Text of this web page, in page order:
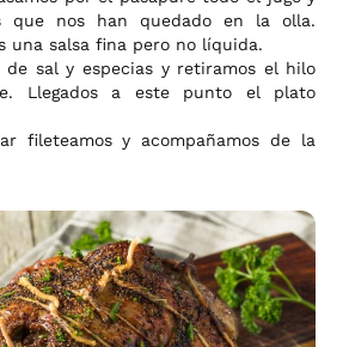
que nos han quedado en la olla.
una salsa fina pero no líquida.
de sal y especias y retiramos el hilo
Llegados a este punto el plato
fileteamos y acompañamos de la